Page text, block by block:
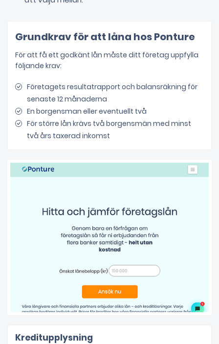
Grundkrav för att låna hos Ponture
För att få ett godkänt lån måste ditt företag uppfylla
följande krav:
Företagets resultatrapport och balansräkning för
senaste 12 månaderna
En borgensman eller eventuellt två
För större lån krävs två borgensmän med minst
två års taxerad inkomst
Kreditupplysning